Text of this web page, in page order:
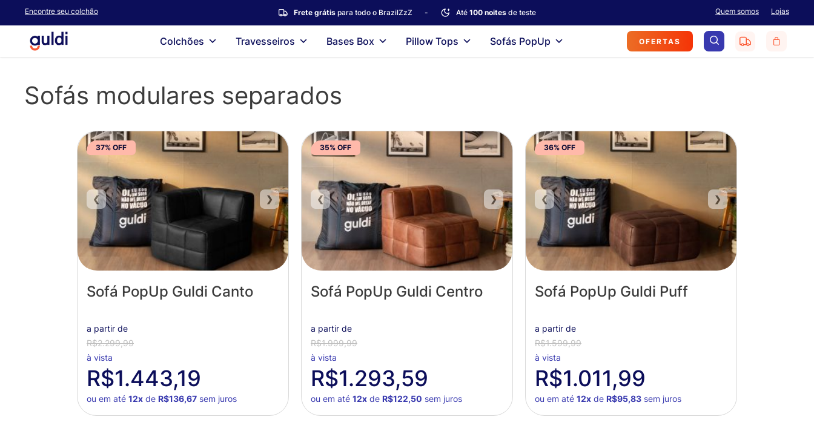
content
Encontre seu colchão Frete grátispara todo o BrazilZzZ - Até 100 noitesde teste Lojas
Quem somos
Colchões Travesseiros Bases Box Pillow Tops Sofás PopUp OFERTAS search
Sofás modulares separados
37% OFF
❮ ❯
Sofá PopUp Guldi Canto
a partir de
R$2.299,99
à vista
R$1.443,19
ou em até 12x de R$136,67 sem juros
35% OFF
❮ ❯
Sofá PopUp Guldi Centro
a partir de
R$1.999,99
à vista
R$1.293,59
ou em até 12x de R$122,50 sem juros
36% OFF
❮ ❯
Sofá PopUp Guldi Puff
a partir de
R$1.599,99
à vista
R$1.011,99
ou em até 12x de R$95,83 sem juros
Menu